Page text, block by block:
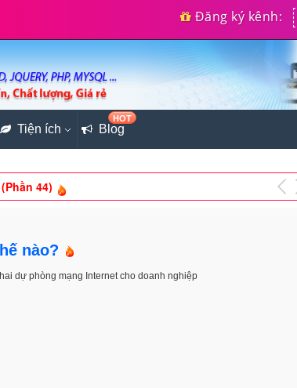
Đăng ký kênh:
Tiện ích Blog
HOT
file (Phần 4)
nào?
dự phòng mạng Internet cho doanh nghiệp